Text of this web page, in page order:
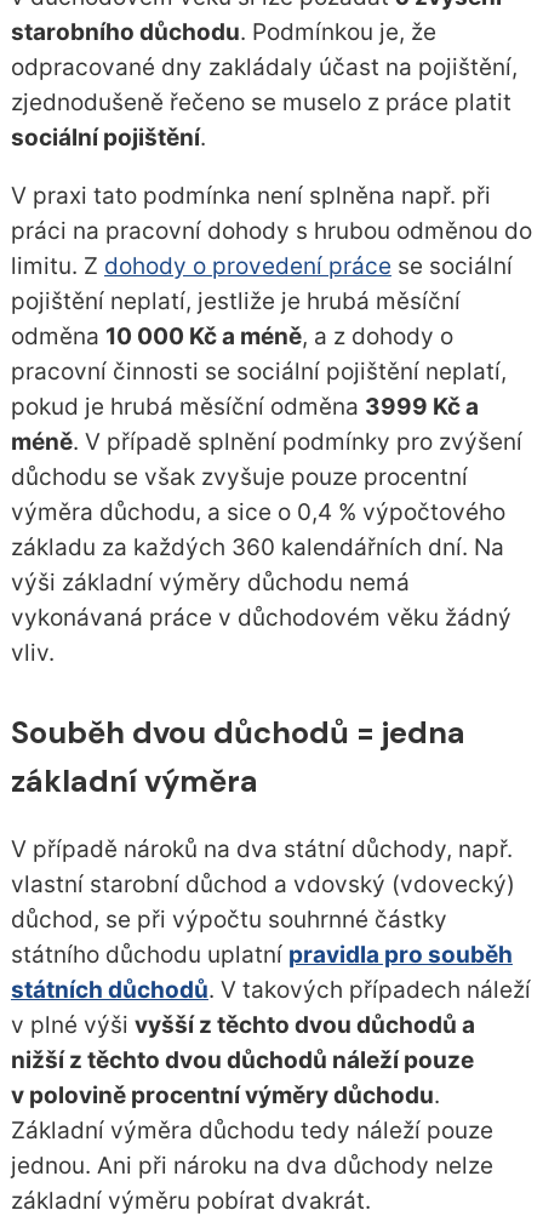
starobního důchodu. Podmínkou je, že
odpracované dny zakládaly účast na pojištění,
zjednodušeně řečeno se muselo z práce platit
sociální pojištění.
V praxi tato podmínka není splněna např. při
práci na pracovní dohody s hrubou odměnou do
limitu. Z dohody o provedení práce se sociální
pojištění neplatí, jestliže je hrubá měsíční
odměna 10 000 Kč a méně, a z dohody o
pracovní činnosti se sociální pojištění neplatí,
pokud je hrubá měsíční odměna 3999 Kč a
méně. V případě splnění podmínky pro zvýšení
důchodu se však zvyšuje pouze procentní
výměra důchodu, a sice o 0,4 % výpočtového
základu za každých 360 kalendářních dní. Na
výši základní výměry důchodu nemá
vykonávaná práce v důchodovém věku žádný
vliv.
Souběh dvou důchodů = jedna
základní výměra
V případě nároků na dva státní důchody, např.
vlastní starobní důchod a vdovský (vdovecký)
důchod, se při výpočtu souhrnné částky
státního důchodu uplatní pravidla pro souběh
státních důchodů. V takových případech náleží
v plné výši vyšší z těchto dvou důchodů a
nižší z těchto dvou důchodů náleží pouze
v polovině procentní výměry důchodu.
Základní výměra důchodu tedy náleží pouze
jednou. Ani při nároku na dva důchody nelze
základní výměru pobírat dvakrát.